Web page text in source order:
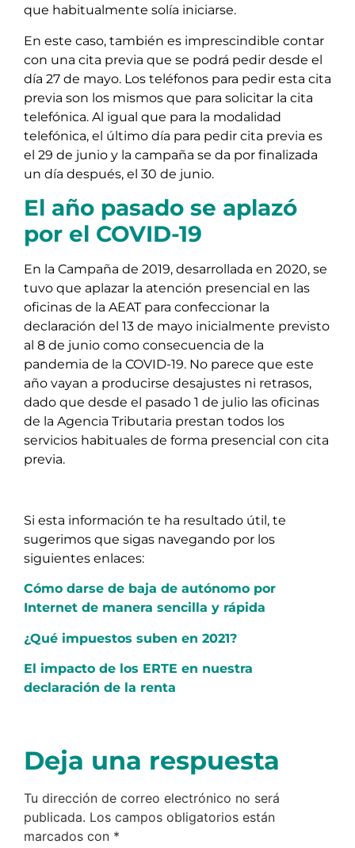
que habitualmente solía iniciarse.
En este caso, también es imprescindible contar
con una cita previa que se podrá pedir desde el
día 27 de mayo. Los teléfonos para pedir esta cita
previa son los mismos que para solicitar la cita
telefónica. Al igual que para la modalidad
telefónica, el último día para pedir cita previa es
el 29 de junio y la campaña se da por finalizada
un día después, el 30 de junio.
El año pasado se aplazó
por el COVID-19
En la Campaña de 2019, desarrollada en 2020, se
tuvo que aplazar la atención presencial en las
oficinas de la AEAT para confeccionar la
declaración del 13 de mayo inicialmente previsto
al 8 de junio como consecuencia de la
pandemia de la COVID-19. No parece que este
año vayan a producirse desajustes ni retrasos,
dado que desde el pasado 1 de julio las oficinas
de la Agencia Tributaria prestan todos los
servicios habituales de forma presencial con cita
previa.
Si esta información te ha resultado útil, te
sugerimos que sigas navegando por los
siguientes enlaces:
Cómo darse de baja de autónomo por
Internet de manera sencilla y rápida
¿Qué impuestos suben en 2021?
El impacto de los ERTE en nuestra
declaración de la renta
Deja una respuesta
Tu dirección de correo electrónico no será
publicada. Los campos obligatorios están
marcados con *